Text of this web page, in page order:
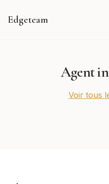
Edgeteam
Agent
Voir tous